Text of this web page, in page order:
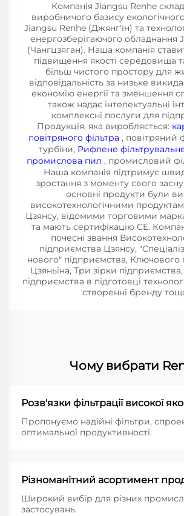
Компанія Jiangsu Renhe
виробничого базису
Jiangsu Renhe (Джянг'їн) та
енергозберігаючого обладнання
(Чангцзяган). Наша компанія
підвищення якості середовища
більш чистого простору для
відповідальність за низьке
економію енергії та зменшення
також надає інтелектуальні
комплексні послуги для
Продукція, яка виробляється:
повітряного фільтра , повітряний
турбіни, Рифлене
промислова пил , промисловий
Наша компанія підтримує
зростання з моменту свого
основні продукти були
високотехнологічними
Цзянсу, відомими торговими
та мають сертифікацію CE.
почесні звання
підприємства Цзянсу,
нового" підприємства, Ключового
Цзяньїна, Три зірки
підприємства в підготовці
створенні бренду
Чому вибрати
Розв'язки фільтрації високої
Пропонуємо надійні фільтри,
оптимальної продуктивності.
Різноманітний асортимент
Широкий вибір для різних
застосувань.